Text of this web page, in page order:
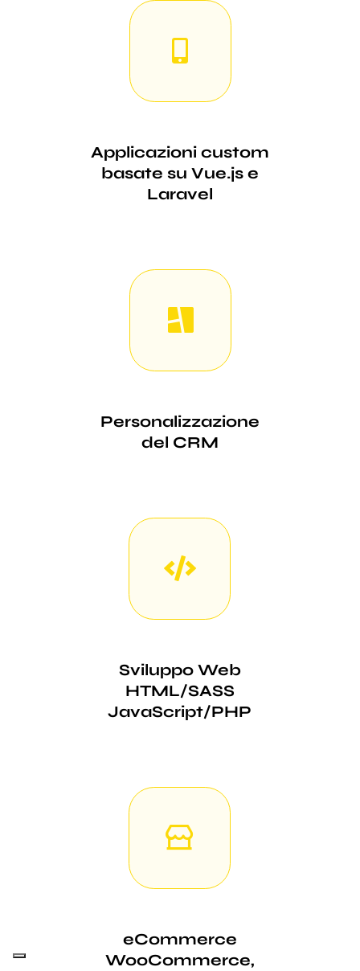
Applicazioni custom
basate su Vue.js e
Laravel
Personalizzazione
del CRM
Sviluppo Web
HTML/SASS
JavaScript/PHP
eCommerce
WooCommerce,